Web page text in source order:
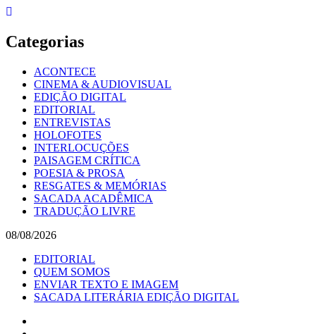
Skip
content
Categorias
ACONTECE
CINEMA & AUDIOVISUAL
EDIÇÃO DIGITAL
EDITORIAL
ENTREVISTAS
HOLOFOTES
INTERLOCUÇÕES
PAISAGEM CRÍTICA
POESIA & PROSA
RESGATES & MEMÓRIAS
SACADA ACADÊMICA
TRADUÇÃO LIVRE
08/08/2026
EDITORIAL
QUEM SOMOS
ENVIAR TEXTO E IMAGEM
SACADA LITERÁRIA EDIÇÃO DIGITAL